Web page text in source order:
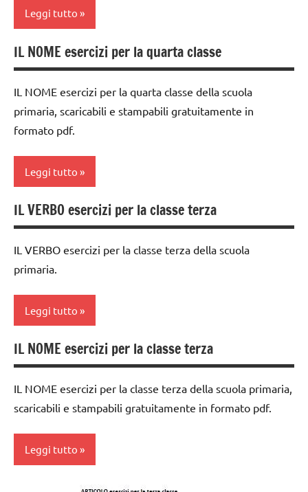
TUTTI GLI
ARTICOLI
italiano
TUTTI GLI
PER ETA'
ARTICOLI
Leggi tutto
classe
4a
dai
6
anni
DOWNLOAD
grammatica
italiano
didattico
ARGOMENTI
TUTTI GLI
IL NOME esercizi per la quarta classe
IL NOME esercizi per la quarta classe della scuola
primaria, scaricabili e stampabili gratuitamente in
formato pdf.
Leggi tutto
classe
4a
dai
6
DOWNLOAD
grammatica
italiano
LINGUAGGIO
didattico
IL VERBO esercizi per la classe terza
IL VERBO esercizi per la classe terza della scuola
primaria.
Leggi tutto
classe
3a
dai
6
DOWNLOAD
IL NOME esercizi per la classe terza
IL NOME esercizi per la classe terza della scuola primaria,
scaricabili e stampabili gratuitamente in formato pdf.
Leggi tutto